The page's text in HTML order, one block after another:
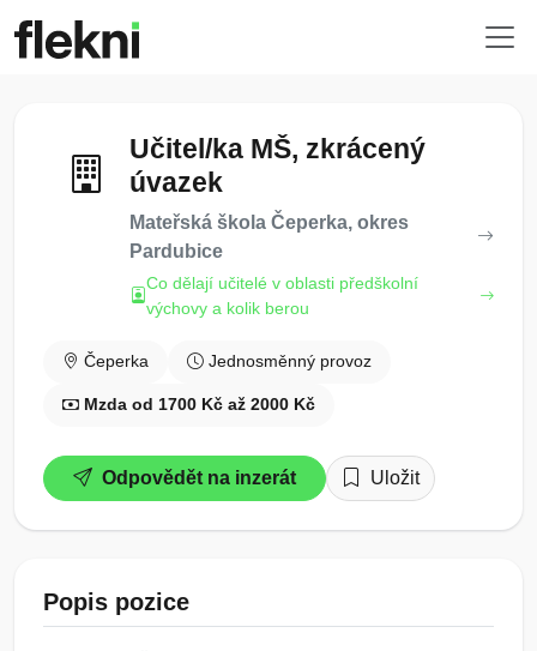
Učitel/ka MŠ, zkrácený
úvazek
Mateřská škola Čeperka, okres
Pardubice
Co dělají učitelé v oblasti předškolní
výchovy a kolik berou
Čeperka Jednosměnný provoz
Mzda od 1700 Kč až 2000 Kč
Odpovědět na inzerát Uložit
Popis pozice